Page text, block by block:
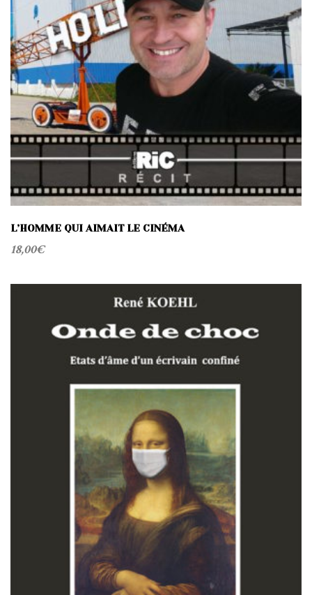
L’HOMME QUI AIMAIT LE CINÉMA
18,00€